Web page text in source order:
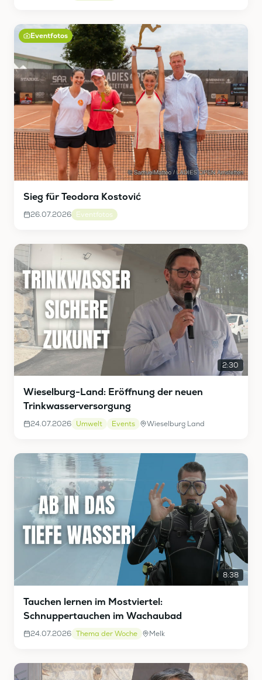
Eventfotos
Sieg für Teodora Kostović
26.07.2026 Eventfotos
2:30
Wieselburg-Land: Eröffnung der neuen
Trinkwasserversorgung
24.07.2026 Umwelt Events Wieselburg Land
8:38
Tauchen lernen im Mostviertel:
Schnuppertauchen im Wachaubad
24.07.2026 Thema der Woche Melk